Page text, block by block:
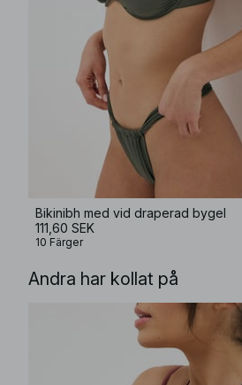
Bikinibh med vid draperad bygel
111,60 SEK
10 Färger
Andra har kollat på